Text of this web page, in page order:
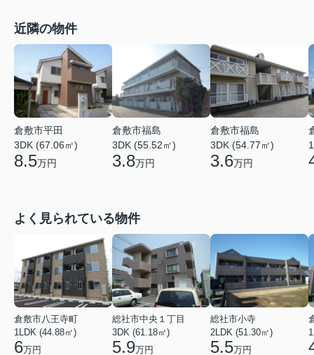
近隣の物件
倉敷市平田
3DK (67.06㎡)
8.5万円
倉敷市福島
3DK (55.52㎡)
3.8万円
倉敷市福島
3DK (54.77㎡)
3.6万円
よく見られている物件
倉敷市八王寺町
1LDK (44.88㎡)
6万円
総社市中央１丁目
3DK (61.18㎡)
5.9万円
総社市小寺
2LDK (51.30㎡)
5.5万円